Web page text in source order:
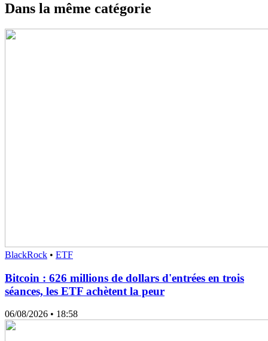
Dans la même catégorie
BlackRock • ETF
Bitcoin : 626 millions de dollars d'entrées en trois
séances, les ETF achètent la peur
06/08/2026 • 18:58